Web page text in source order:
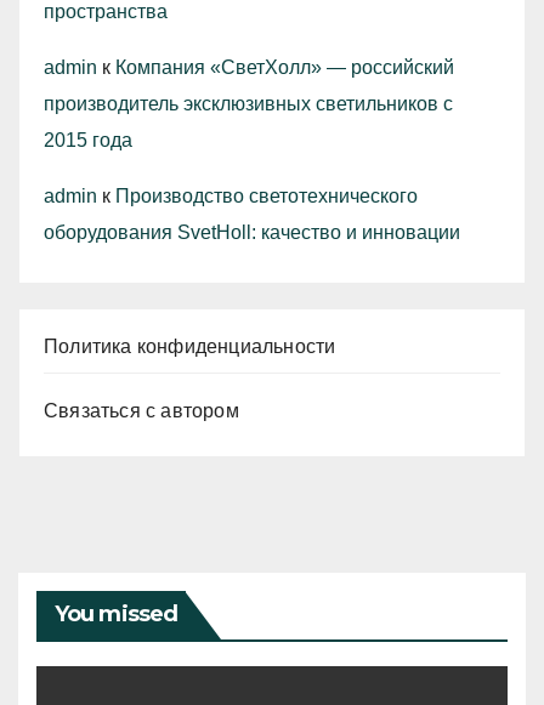
пространства
admin к Компания «СветХолл» — российский
производитель эксклюзивных светильников с
2015 года
admin к Производство светотехнического
оборудования SvetHoll: качество и инновации
Политика конфиденциальности
Связаться с автором
You missed